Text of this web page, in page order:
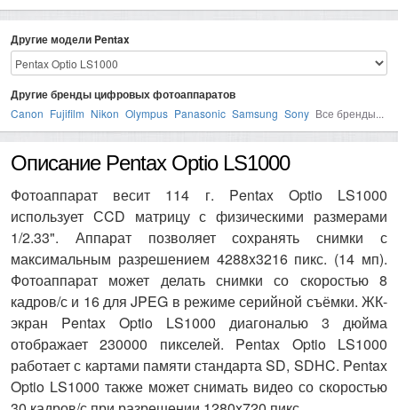
Другие модели Pentax
Другие бренды цифровых фотоаппаратов
Canon Fujifilm Nikon Olympus Panasonic Samsung Sony Все бренды...
Описание Pentax Optio LS1000
Фотоаппарат весит 114 г. Pentax Optio LS1000
использует СCD матрицу с физическими размерами
1/2.33". Аппарат позволяет сохранять снимки с
максимальным разрешением 4288x3216 пикс. (14 мп).
Фотоаппарат может делать снимки со скоростью 8
кадров/с и 16 для JPEG в режиме серийной съёмки. ЖК-
экран Pentax Optio LS1000 диагональю 3 дюйма
отображает 230000 пикселей. Pentax Optio LS1000
работает с картами памяти стандарта SD, SDHC. Pentax
Optio LS1000 также может снимать видео со скоростью